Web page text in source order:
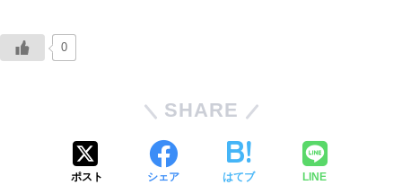
0
SHARE
ポスト シェア はてブ LINE